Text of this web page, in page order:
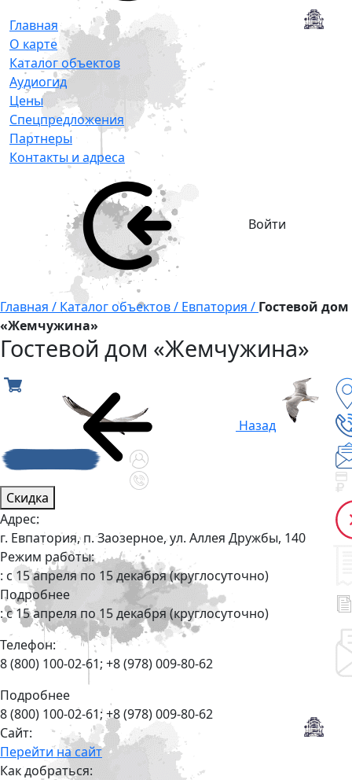
Главная
О карте
Каталог объектов
Аудиогид
Цены
Спецпредложения
Партнеры
Контакты и адреса
Войти
Главная / Каталог объектов / Евпатория / Гостевой дом
«Жемчужина»
Гостевой дом «Жемчужина»
Назад
Скидка
Адрес:
г. Евпатория, п. Заозерное, ул. Аллея Дружбы, 140
Режим работы:
: c 15 апреля по 15 декабря (круглосуточно)
Подробнее
: c 15 апреля по 15 декабря (круглосуточно)
Телефон:
8 (800) 100-02-61; +8 (978) 009-80-62
Подробнее
8 (800) 100-02-61; +8 (978) 009-80-62
Сайт:
Перейти на сайт
Как добраться: